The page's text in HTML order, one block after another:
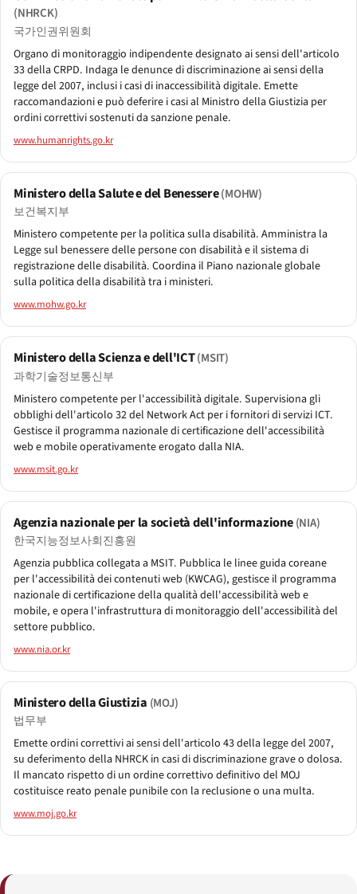
(NHRCK)
국가인권위원회
Organo di monitoraggio indipendente designato ai sensi dell'articolo
33 della CRPD. Indaga le denunce di discriminazione ai sensi della
legge del 2007, inclusi i casi di inaccessibilità digitale. Emette
raccomandazioni e può deferire i casi al Ministro della Giustizia per
ordini correttivi sostenuti da sanzione penale.
www.humanrights.go.kr
Ministero della Salute e del Benessere(MOHW)
보건복지부
Ministero competente per la politica sulla disabilità. Amministra la
Legge sul benessere delle persone con disabilità e il sistema di
registrazione delle disabilità. Coordina il Piano nazionale globale
sulla politica della disabilità tra i ministeri.
www.mohw.go.kr
Ministero della Scienza e dell'ICT(MSIT)
과학기술정보통신부
Ministero competente per l'accessibilità digitale. Supervisiona gli
obblighi dell'articolo 32 del Network Act per i fornitori di servizi ICT.
Gestisce il programma nazionale di certificazione dell'accessibilità
web e mobile operativamente erogato dalla NIA.
www.msit.go.kr
Agenzia nazionale per la società dell'informazione(NIA)
한국지능정보사회진흥원
Agenzia pubblica collegata a MSIT. Pubblica le linee guida coreane
per l'accessibilità dei contenuti web (KWCAG), gestisce il programma
nazionale di certificazione della qualità dell'accessibilità web e
mobile, e opera l'infrastruttura di monitoraggio dell'accessibilità del
settore pubblico.
www.nia.or.kr
Ministero della Giustizia (MOJ)
법무부
Emette ordini correttivi ai sensi dell'articolo 43 della legge del 2007,
su deferimento della NHRCK in casi di discriminazione grave o dolosa.
Il mancato rispetto di un ordine correttivo definitivo del MOJ
costituisce reato penale punibile con la reclusione o una multa.
www.moj.go.kr